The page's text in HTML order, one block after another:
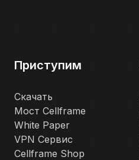
Приступим
Скачать
Мост Cellframe
White Paper
VPN Сервис
Cellframe Shop